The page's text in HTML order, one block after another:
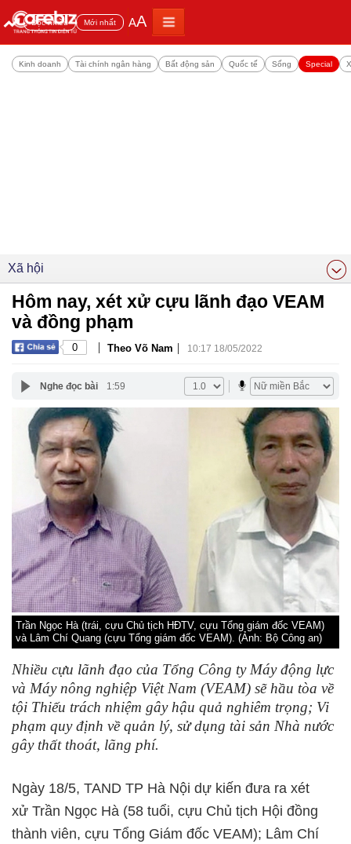
Đọc nhiều Mới nhất AA
Kinh doanh Tài chính ngân hàng Bất động sản Quốc tế Sống Special
Xã hội
Hôm nay, xét xử cựu lãnh đạo VEAM
và đồng phạm
0 | Theo Võ Nam | 10:17 18/05/2022
Nghe đọc bài 1:59
Trần Ngọc Hà (trái, cựu Chủ tịch HĐTV, cựu Tổng giám đốc VEAM)
và Lâm Chí Quang (cựu Tổng giám đốc VEAM). (Ảnh: Bộ Công an)
Nhiều cựu lãnh đạo của Tổng Công ty Máy động lực
và Máy nông nghiệp Việt Nam (VEAM) sẽ hầu tòa về
tội Thiếu trách nhiệm gây hậu quả nghiêm trọng; Vi
phạm quy định về quản lý, sử dụng tài sản Nhà nước
gây thất thoát, lãng phí.
Ngày 18/5, TAND TP Hà Nội dự kiến đưa ra xét
xử Trần Ngọc Hà (58 tuổi, cựu Chủ tịch Hội đồng
thành viên, cựu Tổng Giám đốc VEAM); Lâm Chí